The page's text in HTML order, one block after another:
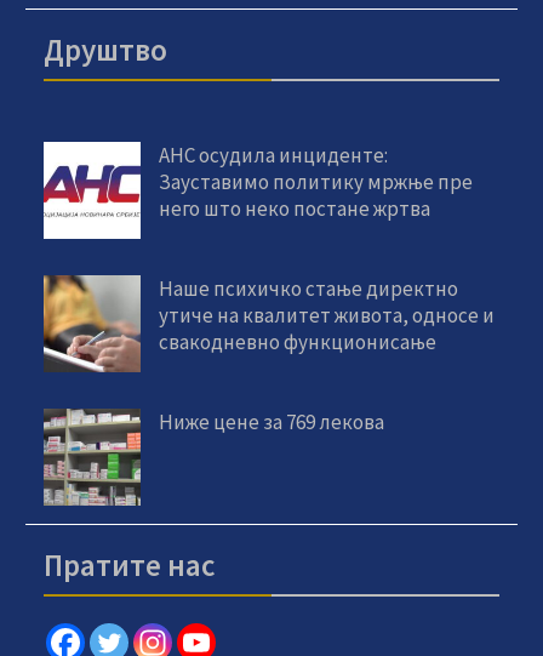
Друштво
АНС осудила инциденте:
Зауставимо политику мржње пре
него што неко постане жртва
Наше психичко стање директно
утиче на квалитет живота, односе и
свакодневно функционисање
Ниже цене за 769 лекова
Пратите нас